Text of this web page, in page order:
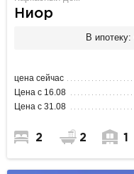
Ниор
В ипотеку:
цена сейчас
Цена с 16.08
Цена с 31.08
2 2 1